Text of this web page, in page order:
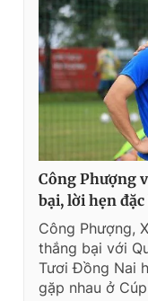
Công Phượng
bại, lời hẹn đặc
Công Phượng,
thắng bại với
Tươi Đồng Nai
gặp nhau ở